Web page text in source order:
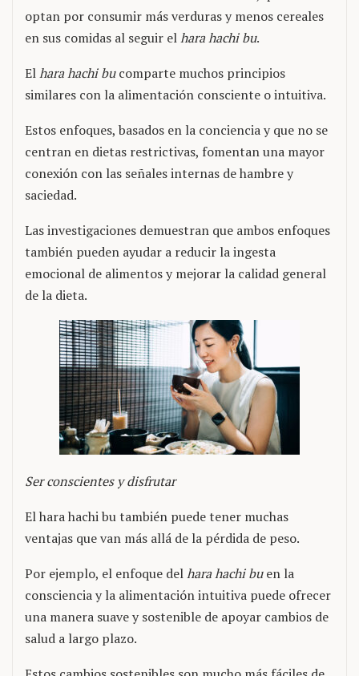
optan por consumir más verduras y menos cereales
en sus comidas al seguir elhara hachi bu.
Elhara hachi bucomparte muchos principios
similares con la alimentación consciente o intuitiva.
Estos enfoques, basados ​​en la conciencia y que no se
centran en dietas restrictivas, fomentan una mayor
conexión con las señales internas de hambre y
saciedad.
Las investigaciones demuestran que ambos enfoques
también pueden ayudar a reducir la ingesta
emocional de alimentos y mejorar la calidad general
de la dieta.
Ser conscientes y disfrutar
El hara hachi bu también puede tener muchas
ventajas que van más allá de la pérdida de peso.
Por ejemplo, el enfoque delhara hachi buen la
consciencia y la alimentación intuitiva puede ofrecer
una manera suave y sostenible de apoyar cambios de
salud a largo plazo.